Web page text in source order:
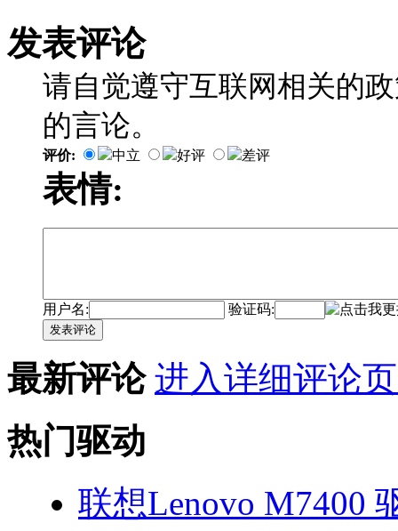
发表评论
请自觉遵守互联网相关的
的言论。
评价: 中立 好评 差评
表情:
用户名: 验证码:
发表评论
最新评论 进入详细评论
热门驱动
联想Lenovo M7400